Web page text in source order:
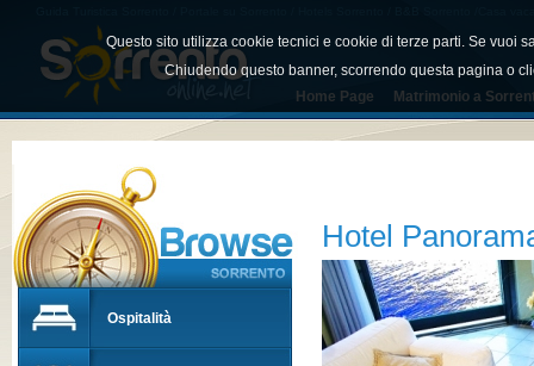
Questo sito utilizza cookie tecnici e cookie di terze parti. Se vuoi
Chiudendo questo banner, scorrendo questa pagina o
Sorrento
Home Page Matrimonio a
Hotel
Ospitalità